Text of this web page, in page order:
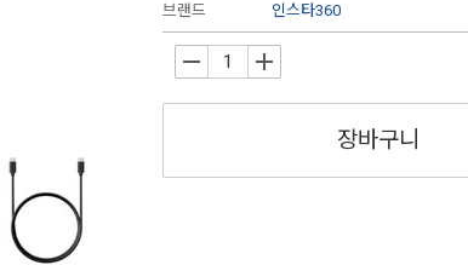
브랜드 인스타360
+
장바구니